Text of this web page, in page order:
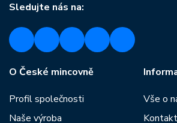
Sledujte nás na:
O České mincovně
Profil společnosti
Naše výroba
Vše o
Kontakt